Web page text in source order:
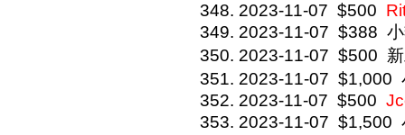
2023-11-07 $500
2023-11-07 $388
2023-11-07 $500
2023-11-07 $1,000
2023-11-07 $500
2023-11-07 $1,500